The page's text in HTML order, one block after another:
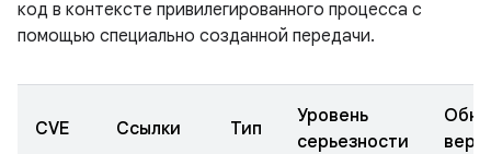
код в контексте привилегированного процесса с
помощью специально созданной передачи.
CVE Ссылки Тип
Уровень
серьезности